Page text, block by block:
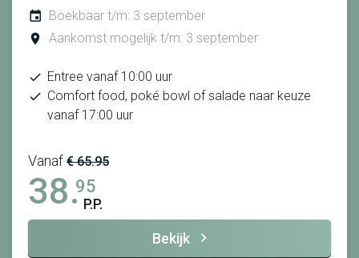
Boekbaar t/m: 3 september
Aankomst mogelijk t/m: 3 september
Entree vanaf 10:00 uur
Comfort food, poké bowl of salade naar keuze
vanaf 17:00 uur
Vanaf € 65.95
38.95
P.P.
Bekijk